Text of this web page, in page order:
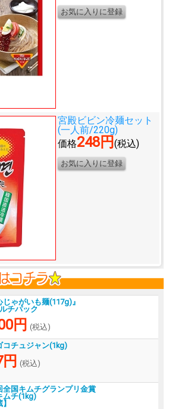
宮殿ビビン冷麺セット
(一人前/220g)
価格248円 (税込)
じゃがいも麺(117g)』
チパック
円 (税込)
コチュジャン(1kg)
(税込)
全国キムチグランプリ金賞
ムチ(1kg)